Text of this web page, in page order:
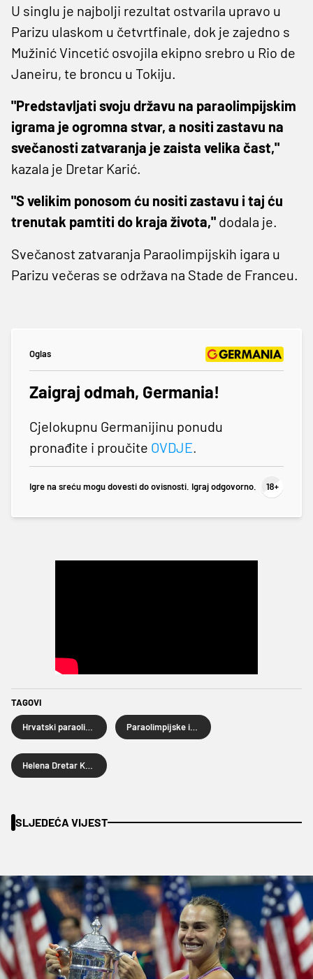
U singlu je najbolji rezultat ostvarila upravo u
Parizu ulaskom u četvrtfinale, dok je zajedno s
Mužinić Vincetić osvojila ekipno srebro u Rio de
Janeiru, te broncu u Tokiju.
"Predstavljati svoju državu na paraolimpijskim
igrama je ogromna stvar, a nositi zastavu na
svečanosti zatvaranja je zaista velika čast,"
kazala je Dretar Karić.
"S velikim ponosom ću nositi zastavu i taj ću
trenutak pamtiti do kraja života," dodala je.
Svečanost zatvaranja Paraolimpijskih igara u
Parizu večeras se održava na Stade de Franceu.
Oglas
Zaigraj odmah, Germania!
Cjelokupnu Germanijinu ponudu
pronađite i proučite OVDJE.
Igre na sreću mogu dovesti do ovisnosti. Igraj odgovorno.
TAGOVI
SLJEDEĆA VIJEST